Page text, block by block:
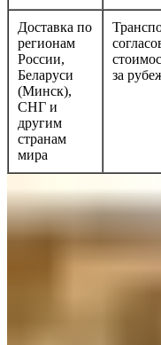
Доставка по
регионам
России,
Беларуси
(Минск),
СНГ и
другим
странам
мира
за